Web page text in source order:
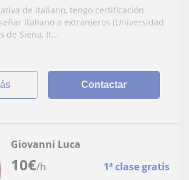
de italiano, tengo certificación
italiano a extranjeros (Universidad
de Siena, It...
Contactar
10€/h 1ª clase gratis
Giovanni Luca